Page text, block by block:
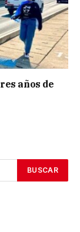
años de